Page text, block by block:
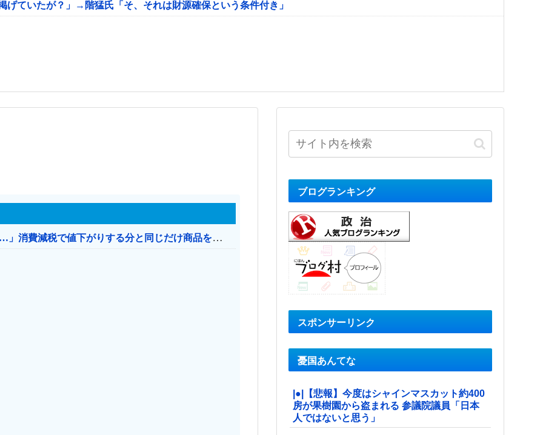
ていたが？」→階猛氏「そ、それは財源確保という条件付き」
【消費税率1％】 「下げるのが筋なんですけど…」消費減税で値下がりする分と同じだけ商品を値上げして店頭価格を変えない店も
ブログランキング
スポンサーリンク
憂国あんてな
|●|【悲報】今度はシャインマスカット約400
房が果樹園から盗まれる 参議院議員「日本
人ではないと思う」